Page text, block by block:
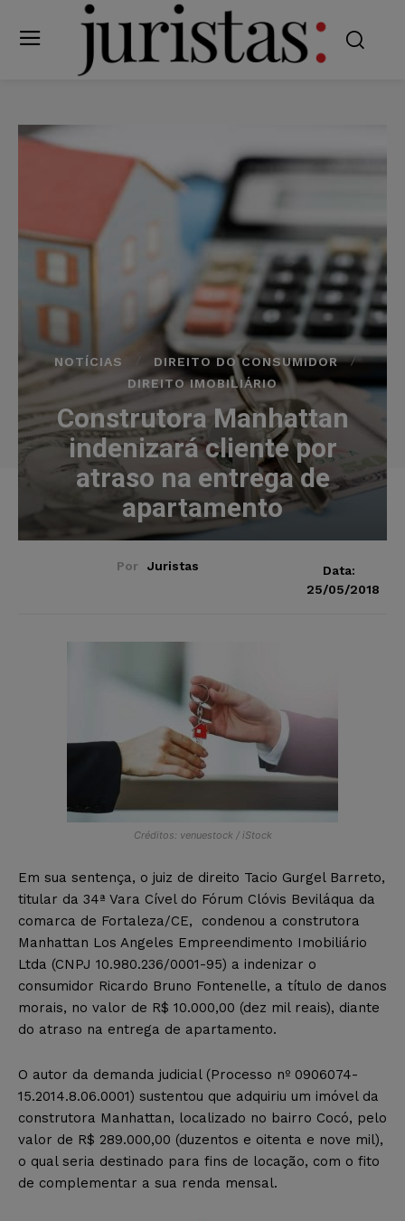
NOTÍCIAS
DIREITO DO CONSUMIDOR
DIREITO IMOBILIÁRIO
Construtora Manhattan
indenizará cliente por
atraso na entrega de
apartamento
Por Juristas
Data:
25/05/2018
Créditos: venuestock / iStock
Em sua sentença, o juiz de direito Tacio Gurgel Barreto,
titular da 34ª Vara Cível do Fórum Clóvis Beviláqua da
comarca de Fortaleza/CE, condenou a construtora
Manhattan Los Angeles Empreendimento Imobiliário
Ltda (CNPJ 10.980.236/0001-95) a indenizar o
consumidor Ricardo Bruno Fontenelle, a título de danos
morais, no valor de R$ 10.000,00 (dez mil reais), diante
do atraso na entrega de apartamento.
O autor da demanda judicial (Processo nº 0906074-
15.2014.8.06.0001) sustentou que adquiriu um imóvel da
construtora Manhattan, localizado no bairro Cocó, pelo
valor de R$ 289.000,00 (duzentos e oitenta e nove mil),
o qual seria destinado para fins de locação, com o fito
de complementar a sua renda mensal.